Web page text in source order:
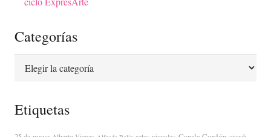
Categorías
Categorías
Etiquetas